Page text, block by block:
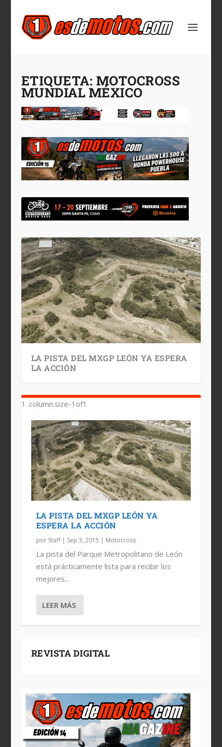
ETIQUETA: MOTOCROSS
MUNDIAL MÉXICO
LA PISTA DEL MXGP LEÓN YA ESPERA
LA ACCIÓN
LA PISTA DEL MXGP LEÓN YA
ESPERA LA ACCIÓN
por Staff| Sep 3, 2015 | Motocross
La pista del Parque Metropolitano de León
está prácticamente lista para recibir los
mejores...
LEER MÁS
REVISTA DIGITAL